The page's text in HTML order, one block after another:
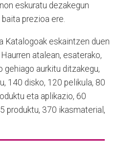
eskuratu dezakegun
prezioa ere.
Katalogoak eskaintzen duen
atalean, esaterako,
gehiago aurkitu ditzakegu,
140 disko, 120 pelikula, 80
eta aplikazio, 60
produktu, 370 ikasmaterial,